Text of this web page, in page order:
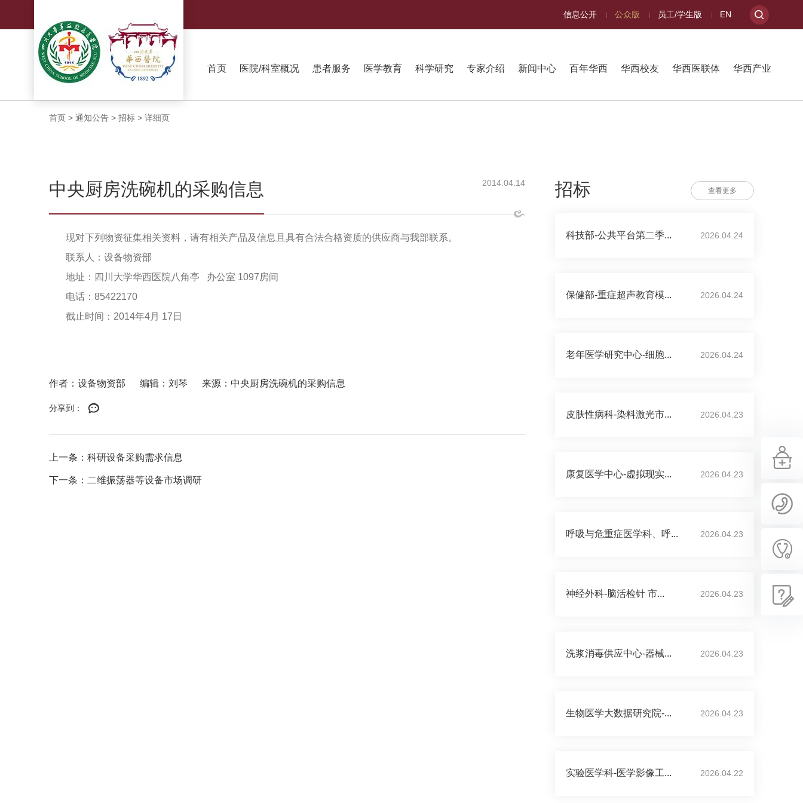
信息公开 公众版 员工/学生版 EN
首页 医院/科室概况 患者服务 医学教育 科学研究 专家介绍 新闻中心 百年华西 华西校友 华西医联体 华西产业
首页 > 通知公告 > 招标 > 详细页
中央厨房洗碗机的采购信息 2014.04.14
现对下列物资征集相关资料，请有相关产品及信息且具有合法合格资质的供应商与我部联系。
联系人：设备物资部
地址：四川大学华西医院八角亭
办公室 1097房间
电话： 85422170
截止时间： 2014年4月 17 日
作者：设备物资部 编辑：刘琴 来源：中央厨房洗碗机的采购信息
分享到：
上一条：科研设备采购需求信息
下一条：二维振荡器等设备市场调研
招标 查看更多
科技部-公共平台第二季... 2026.04.24
保健部-重症超声教育模... 2026.04.24
老年医学研究中心-细胞... 2026.04.24
皮肤性病科-染料激光市... 2026.04.23
康复医学中心-虚拟现实... 2026.04.23
呼吸与危重症医学科、呼... 2026.04.23
神经外科-脑活检针 市... 2026.04.23
洗浆消毒供应中心-器械... 2026.04.23
生物医学大数据研究院-... 2026.04.23
实验医学科-医学影像工... 2026.04.22